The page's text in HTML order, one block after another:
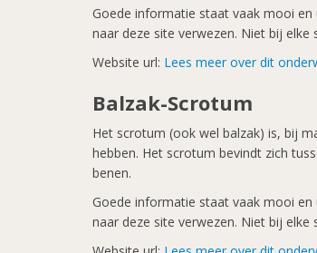
Goede informatie staat vaak mooi
naar deze site verwezen. Niet bij
Website url: Lees meer over dit
Balzak-Scrotum
Het scrotum (ook wel balzak) is, bij
hebben. Het scrotum bevindt zich
benen.
Goede informatie staat vaak mooi
naar deze site verwezen. Niet bij